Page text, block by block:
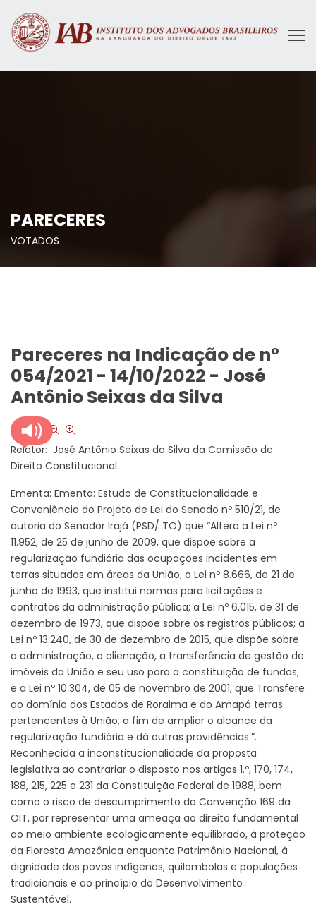
PARECERES
VOTADOS
Pareceres na Indicação de n°
054/2021 - 14/10/2022 - José
Antônio Seixas da Silva
font size
Relator: José Antônio Seixas da Silva da Comissão de
Direito Constitucional
Ementa: Ementa: Estudo de Constitucionalidade e
Conveniência do Projeto de Lei do Senado nº 510/21, de
autoria do Senador Irajá (PSD/ TO) que “Altera a Lei nº
11.952, de 25 de junho de 2009, que dispõe sobre a
regularização fundiária das ocupações incidentes em
terras situadas em áreas da União; a Lei nº 8.666, de 21 de
junho de 1993, que institui normas para licitações e
contratos da administração pública; a Lei nº 6.015, de 31 de
dezembro de 1973, que dispõe sobre os registros públicos; a
Lei nº 13.240, de 30 de dezembro de 2015, que dispõe sobre
a administração, a alienação, a transferência de gestão de
imóveis da União e seu uso para a constituição de fundos;
e a Lei nº 10.304, de 05 de novembro de 2001, que Transfere
ao domínio dos Estados de Roraima e do Amapá terras
pertencentes à União, a fim de ampliar o alcance da
regularização fundiária e dá outras providências.”.
Reconhecida a inconstitucionalidade da proposta
legislativa ao contrariar o disposto nos artigos 1.º, 170, 174,
188, 215, 225 e 231 da Constituição Federal de 1988, bem
como o risco de descumprimento da Convenção 169 da
OIT, por representar uma ameaça ao direito fundamental
ao meio ambiente ecologicamente equilibrado, à proteção
da Floresta Amazônica enquanto Patrimônio Nacional, à
dignidade dos povos indígenas, quilombolas e populações
tradicionais e ao princípio do Desenvolvimento
Sustentável.